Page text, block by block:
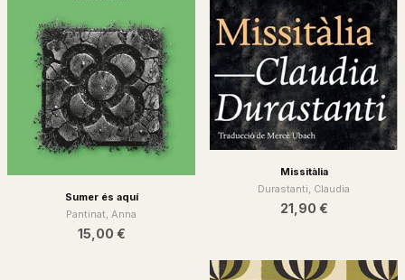
Sumer és aquí
Pantinat, Anna
15,00 €
Missitàlia
Durastanti, Claudia
21,90 €